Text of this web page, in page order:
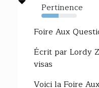
Pertinence
48%
Foire Aux
Écrit par Lordy
visas
Voici la Foire